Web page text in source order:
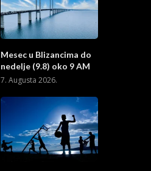
Mesec u Blizancima do
nedelje (9.8) oko 9 AM
7. Augusta 2026.